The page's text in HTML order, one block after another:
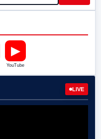
▶
YouTube
LIVE